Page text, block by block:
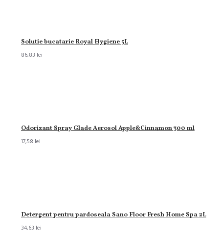
Solutie bucatarie Royal Hygiene 5L
86,83 lei
Odorizant Spray Glade Aerosol Apple&Cinnamon 300 ml
17,58 lei
Detergent pentru pardoseala Sano Floor Fresh Home Spa 2L
34,63 lei